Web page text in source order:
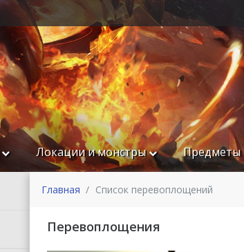
Локации и монстры Предметы
Главная Список перевоплощений
Перевоплощения